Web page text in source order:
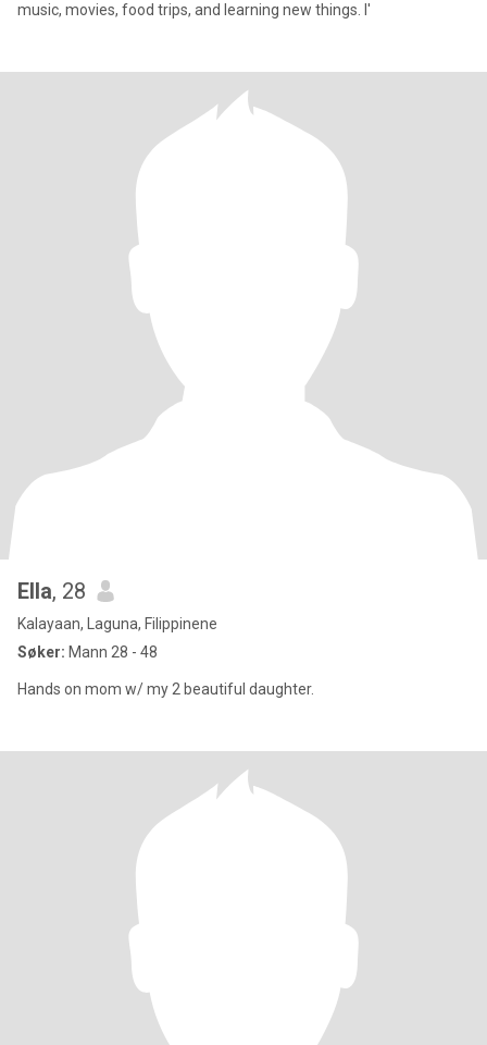
music, movies, food trips, and learning new things. I'
Ella, 28
Kalayaan, Laguna, Filippinene
Søker: Mann 28 - 48
Hands on mom w/ my 2 beautiful daughter.